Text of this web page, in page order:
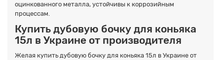
оцинкованного металла, устойчивы к коррозийным
процессам.
Купить дубовую бочку для коньяка
15л в Украине от производителя
Желая купить дубовую бочку для коньяка 15л в Украине от